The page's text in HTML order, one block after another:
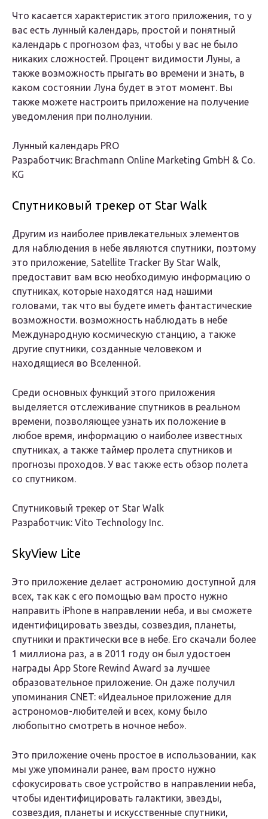
Что касается характеристик этого приложения, то у
вас есть лунный календарь, простой и понятный
календарь с прогнозом фаз, чтобы у вас не было
никаких сложностей. Процент видимости Луны, а
также возможность прыгать во времени и знать, в
каком состоянии Луна будет в этот момент. Вы
также можете настроить приложение на получение
уведомления при полнолунии.
Лунный календарь PRO
Разработчик: Brachmann Online Marketing GmbH & Co.
KG
Спутниковый трекер от Star Walk
Другим из наиболее привлекательных элементов
для наблюдения в небе являются спутники, поэтому
это приложение, Satellite Tracker By Star Walk,
предоставит вам всю необходимую информацию о
спутниках, которые находятся над нашими
головами, так что вы будете иметь фантастические
возможности. возможность наблюдать в небе
Международную космическую станцию, а также
другие спутники, созданные человеком и
находящиеся во Вселенной.
Среди основных функций этого приложения
выделяется отслеживание спутников в реальном
времени, позволяющее узнать их положение в
любое время, информацию о наиболее известных
спутниках, а также таймер пролета спутников и
прогнозы проходов. У вас также есть обзор полета
со спутником.
Спутниковый трекер от Star Walk
Разработчик: Vito Technology Inc.
SkyView Lite
Это приложение делает астрономию доступной для
всех, так как с его помощью вам просто нужно
направить iPhone в направлении неба, и вы сможете
идентифицировать звезды, созвездия, планеты,
спутники и практически все в небе. Его скачали более
1 миллиона раз, а в 2011 году он был удостоен
награды App Store Rewind Award за лучшее
образовательное приложение. Он даже получил
упоминания CNET: «Идеальное приложение для
астрономов-любителей и всех, кому было
любопытно смотреть в ночное небо».
Это приложение очень простое в использовании, как
мы уже упоминали ранее, вам просто нужно
сфокусировать свое устройство в направлении неба,
чтобы идентифицировать галактики, звезды,
созвездия, планеты и искусственные спутники,